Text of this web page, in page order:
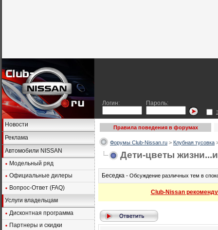
Логин: Пароль:
Новости
Реклама
Автомобили NISSAN
Модельный ряд
Официальные дилеры
Вопрос-Ответ (FAQ)
Услуги владельцам
Дисконтная программа
Партнеры и скидки
Правила поведения в форумах
Форумы Club-Nissan.ru > Клубная тусовка
Дети-цветы
Беседка - Обсуждение различных тем в
Club-Nissan